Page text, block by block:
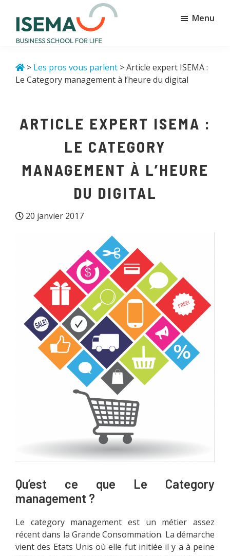
contenu
principal
pied
school
for
life
Menu
> Les pros vous parlent > Article expert ISEMA :
Le Category management à l’heure du digital
ARTICLE EXPERT ISEMA :
LE CATEGORY
MANAGEMENT À L’HEURE
DU DIGITAL
20 janvier 2017
Qu’est ce que Le Category
management ?
Le category management est un métier assez
récent dans la Grande Consommation. La démarche
vient des Etats Unis où elle fut initiée il y a à peine